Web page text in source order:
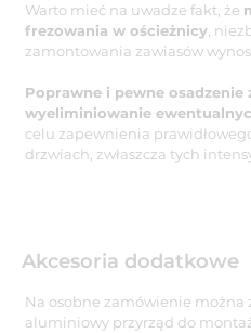
Warto mieć na uwadze fakt, że
frezowania w ościeżnicy ,
zamontowania zawiasów
Poprawne i pewne osadzenie
wyeliminiowanie
celu zapewnienia
drzwiach, zwłaszcza tych
Akcesoria dodatkowe
Na osobne zamówienie można
aluminiowy przyrząd do